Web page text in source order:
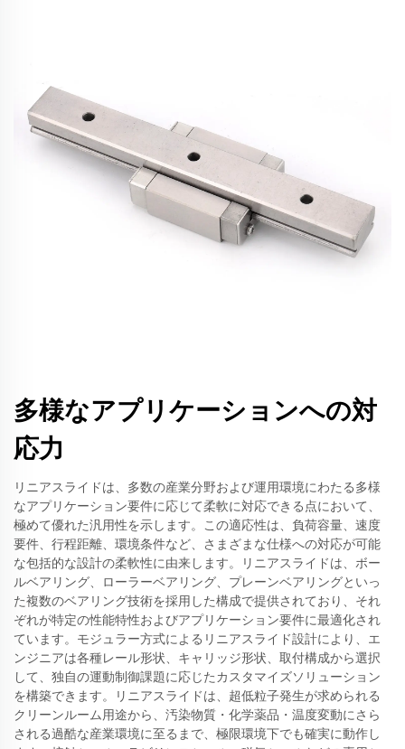
多様なアプリケーションへの対
応力
リニアスライドは、多数の産業分野および運用環境にわたる多様
なアプリケーション要件に応じて柔軟に対応できる点において、
極めて優れた汎用性を示します。この適応性は、負荷容量、速度
要件、行程距離、環境条件など、さまざまな仕様への対応が可能
な包括的な設計の柔軟性に由来します。リニアスライドは、ボー
ルベアリング、ローラーベアリング、プレーンベアリングといっ
た複数のベアリング技術を採用した構成で提供されており、それ
ぞれが特定の性能特性およびアプリケーション要件に最適化され
ています。モジュラー方式によるリニアスライド設計により、エ
ンジニアは各種レール形状、キャリッジ形状、取付構成から選択
して、独自の運動制御課題に応じたカスタマイズソリューション
を構築できます。リニアスライドは、超低粒子発生が求められる
クリーンルーム用途から、汚染物質・化学薬品・温度変動にさら
される過酷な産業環境に至るまで、極限環境下でも確実に動作し